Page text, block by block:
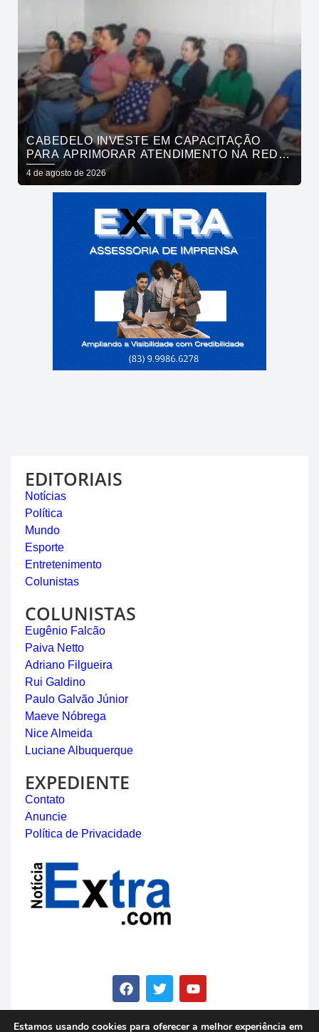
CABEDELO INVESTE EM CAPACITAÇÃO
PARA APRIMORAR ATENDIMENTO NA REDE
DE BARES E RESTAURANTES
4 de agosto de 2026
EDITORIAIS
Notícias
Política
Mundo
Esporte
Entretenimento
Colunistas
COLUNISTAS
Eugênio Falcão
Paiva Netto
Adriano Filgueira
Rui Galdino
Paulo Galvão Júnior
Maeve Nóbrega
Nice Almeida
Luciane Albuquerque
EXPEDIENTE
Contato
Anuncie
Política de Privacidade
Estamos usando cookies para oferecer a melhor experiência em